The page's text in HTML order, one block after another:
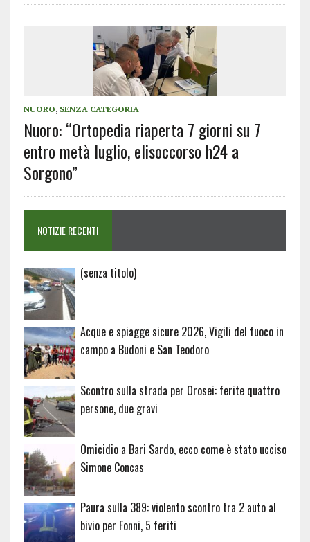
NUORO, SENZA CATEGORIA
Nuoro: “Ortopedia riaperta 7 giorni su 7
entro metà luglio, elisoccorso h24 a
Sorgono”
NOTIZIE RECENTI
(senza titolo)Articolo
Acque e spiagge sicure 2026, Vigili del fuoco in
campo a Budoni e San Teodoro
Scontro sulla strada per Orosei: ferite quattro
persone, due gravi
Omicidio a Bari Sardo, ecco come è stato ucciso
Simone Concas
Paura sulla 389: violento scontro tra 2 auto al
bivio per Fonni, 5 feriti